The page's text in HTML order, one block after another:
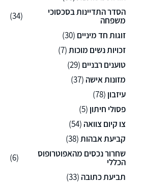
הסדר התדיינות בסכסוכי
משפחה
(34)
זוגות חד מיניים (30)
זכויות נשים מוכות(7)
טוענים רבניים (29)
מזונות אישה (37)
עיזבון (78)
פסולי חיתון (5)
צו קיום צוואה (54)
קביעת אבהות(38)
שחרור נכסים מהאפוטרופוס
הכללי
(6)
תביעת כתובה (33)